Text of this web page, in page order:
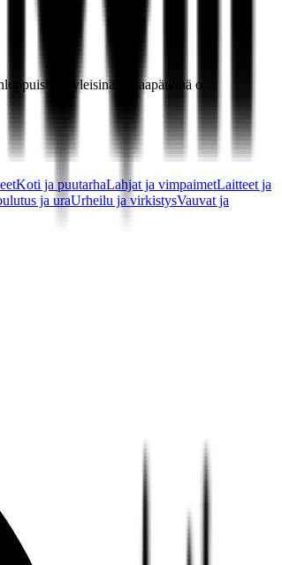
ja yleisinä vapaapäivinä o…
Koti ja puutarhaLahjat ja vimpaimetLaitteet ja
ja uraUrheilu ja virkistysVauvat ja